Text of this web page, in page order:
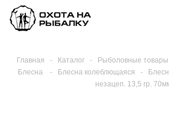
Главная - Каталог - Рыболовные товары
Блесна
- Блесна колеблющаяся -
незацеп. 13,5 гр.